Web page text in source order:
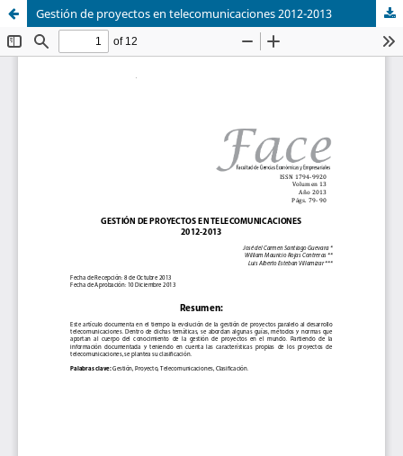
Gestión de proyectos en telecomunicaciones 2012-2013